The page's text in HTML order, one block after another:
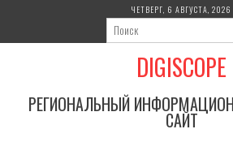
содержимому
ЧЕТВЕРГ, 6 АВГУСТА, 2026
DIGISCOPE
РЕГИОНАЛЬНЫЙ
САЙТ